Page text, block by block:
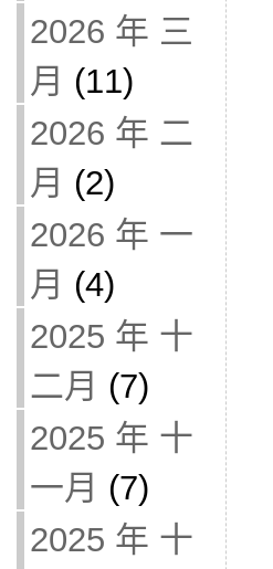
2026 年 三
月 (11)
2026 年 二
月 (2)
2026 年 一
月 (4)
2025 年 十
二月 (7)
2025 年 十
一月 (7)
2025 年 十